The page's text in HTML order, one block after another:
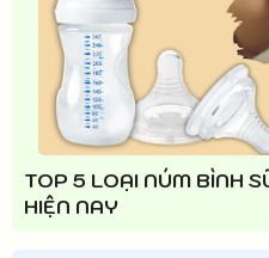
TOP 5 LOẠI NÚM BÌNH
HIỆN NAY